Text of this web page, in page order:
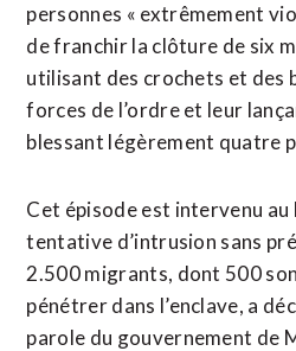
personnes « extrêmement
de franchir la clôture de six
utilisant des crochets et des
forces de l’ordre et leur
blessant légèrement quatre
Cet épisode est intervenu au
tentative d’intrusion sans
2.500 migrants, dont 500
pénétrer dans l’enclave, a
parole du gouvernement de